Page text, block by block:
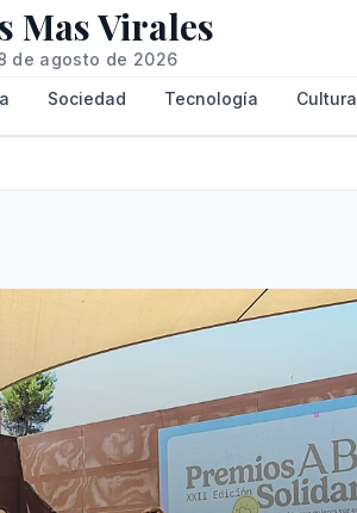
Mas Virales
de agosto de 2026
Sociedad Tecnología Cultura